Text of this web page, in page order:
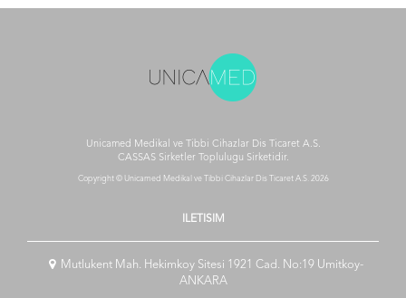
Unicamed Medikal ve Tibbi Cihazlar Dis Ticaret A.S.
CASSAS Sirketler Toplulugu Sirketidir.
Copyright © Unicamed Medikal ve Tibbi Cihazlar Dis Ticaret A.S. 2026
ILETISIM
Mutlukent Mah. Hekimkoy Sitesi 1921 Cad. No:19 Umitkoy-
ANKARA